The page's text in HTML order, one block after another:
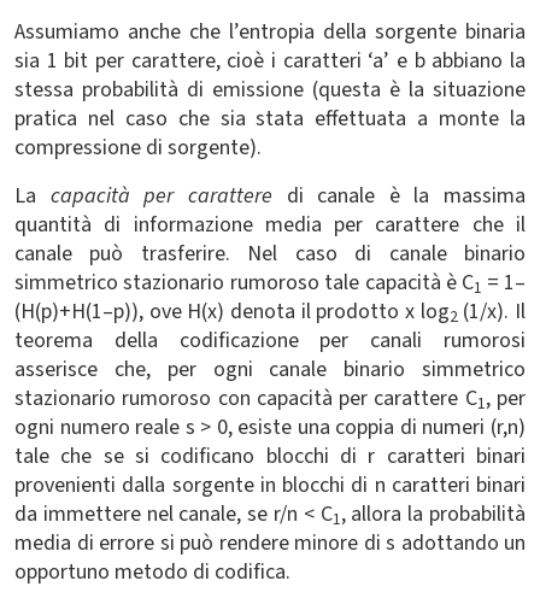
Assumiamo anche che l’entropia della sorgente binaria
sia 1 bit per carattere, cioè i caratteri ‘a’ e b abbiano la
stessa probabilità di emissione (questa è la situazione
pratica nel caso che sia stata effettuata a monte la
compressione di sorgente).
La capacità per carattere di canale è la massima
quantità di informazione media per carattere che il
canale può trasferire. Nel caso di canale binario
simmetrico stazionario rumoroso tale capacità è C1 = 1–
(H(p)+H(1–p)), ove H(x) denota il prodotto x log2 (1/x). Il
teorema della codificazione per canali rumorosi
asserisce che, per ogni canale binario simmetrico
stazionario rumoroso con capacità per carattere C1, per
ogni numero reale s > 0, esiste una coppia di numeri (r,n)
tale che se si codificano blocchi di r caratteri binari
provenienti dalla sorgente in blocchi di n caratteri binari
da immettere nel canale, se r/n < C1, allora la probabilità
media di errore si può rendere minore di s adottando un
opportuno metodo di codifica.